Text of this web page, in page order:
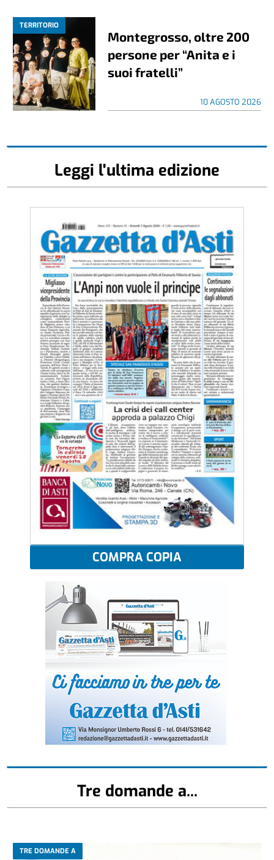
TERRITORIO
Montegrosso, oltre 200
persone per “Anita e i
suoi fratelli”
10 AGOSTO 2026
Leggi l'ultima edizione
COMPRA COPIA
Tre domande a...
TRE DOMANDE A